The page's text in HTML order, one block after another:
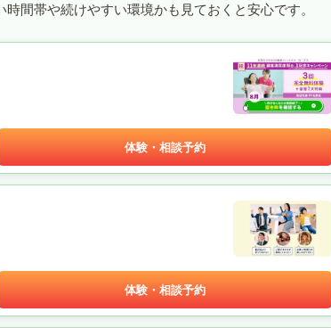
間帯や続けやすい環境かも見ておくと安心です。
体験・相談予約
体験・相談予約